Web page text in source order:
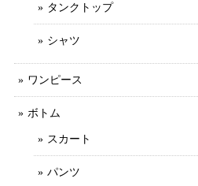
タンクトップ
シャツ
ワンピース
ボトム
スカート
パンツ